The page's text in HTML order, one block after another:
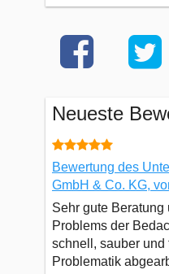
Neueste
Bewertung des
GmbH & Co. KG,
Sehr gute
Problems der
schnell, sauber
Problematik